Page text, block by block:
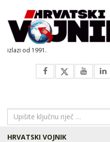
izlazi od 1991.
HRVATSKI VOJNIK